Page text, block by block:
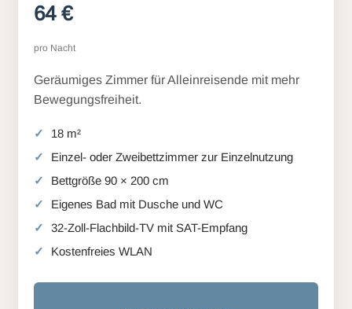
64 €
pro Nacht
Geräumiges Zimmer für Alleinreisende mit mehr
Bewegungsfreiheit.
18 m²
Einzel- oder Zweibettzimmer zur Einzelnutzung
Bettgröße 90 × 200 cm
Eigenes Bad mit Dusche und WC
32-Zoll-Flachbild-TV mit SAT-Empfang
Kostenfreies WLAN